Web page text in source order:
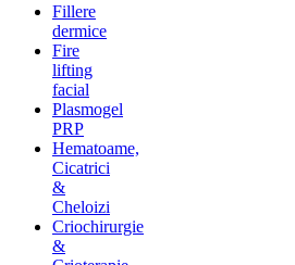
Fillere
dermice
Fire
lifting
facial
Plasmogel
PRP
Hematoame,
Cicatrici
&
Cheloizi
Criochirurgie
&